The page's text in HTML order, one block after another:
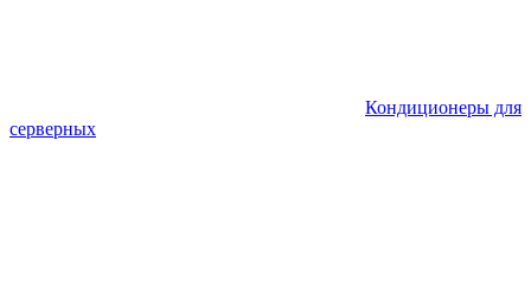
Кондиционеры для
серверных